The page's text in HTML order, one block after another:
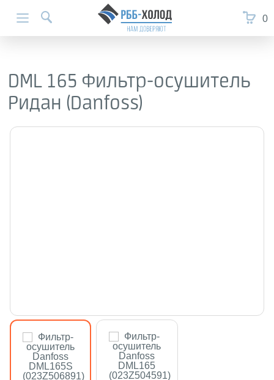
0
DML 165 Фильтр-осушитель
Ридан (Danfoss)